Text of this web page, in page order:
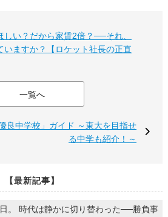
しい？だから家賃2倍？──それ、
いますか？【ロケット社長の正直
一覧へ
良中学校」ガイド ～東大を目指せ
る中学も紹介！～
【最新記事】
。 時代は静かに切り替わった──勝負事